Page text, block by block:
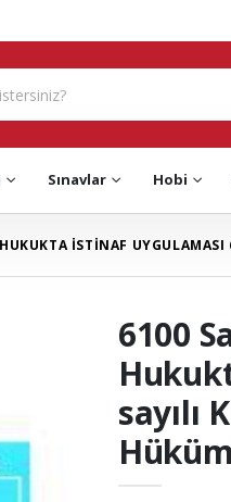
Sınavlar Hobi
İSTİNAF
6100
sayılı